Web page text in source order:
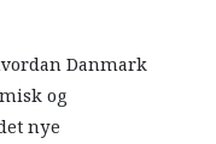
Danmark
og
nye